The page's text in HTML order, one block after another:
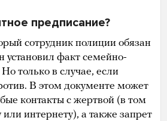
предписание?
сотрудник полиции обязан
установил факт семейно-
только в случае, если
В этом документе может
контакты с жертвой (в том
интернету), а также запрет